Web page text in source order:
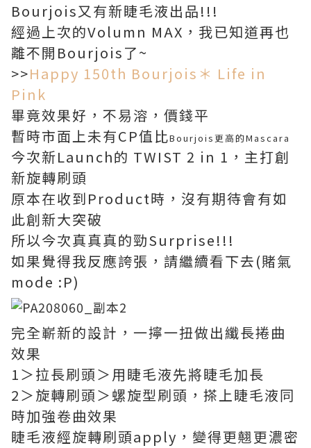
Bourjois又有新睫毛液出品!!!
經過上次的Volumn MAX，我已知道再也
離不開Bourjois了~
>>Happy 150th Bourjois＊ Life in
Pink
畢竟效果好，不易溶，價錢平
暫時市面上未有CP值比Bourjois更高的Mascara
今次新Launch的 TWIST 2 in 1，主打創
新旋轉刷頭
原本在收到Product時，沒有期待會有如
此創新大突破
所以今次真真真的勁Surprise!!!
如果覺得我反應誇張，請繼續看下去(賭氣
mode :P)
完全嶄新的設計，一擰一扭做出纖長捲曲
效果
​1＞拉長刷頭＞用睫毛液先將睫毛加長
2＞旋轉刷頭＞螺旋型刷頭，搽上睫毛液同
時加強卷曲效果
睫毛液經旋轉刷頭apply，變得更翹更濃密